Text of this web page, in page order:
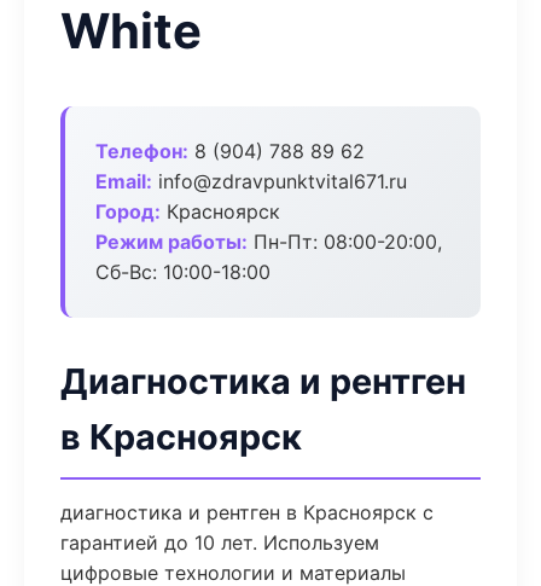
White
Телефон: 8 (904) 788 89 62
Email: info@zdravpunktvital671.ru
Город: Красноярск
Режим работы: Пн-Пт: 08:00-20:00,
Сб-Вс: 10:00-18:00
Диагностика и рентген
в Красноярск
диагностика и рентген в Красноярск с
гарантией до 10 лет. Используем
цифровые технологии и материалы